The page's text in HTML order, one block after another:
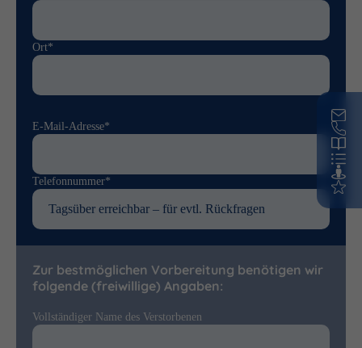
Ort*
E-Mail-Adresse*
Telefonnummer*
Zur bestmöglichen Vorbereitung benötigen wir
folgende (freiwillige) Angaben:
Vollständiger Name des Verstorbenen